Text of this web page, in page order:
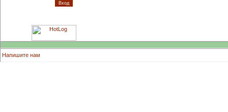
Напишите нам